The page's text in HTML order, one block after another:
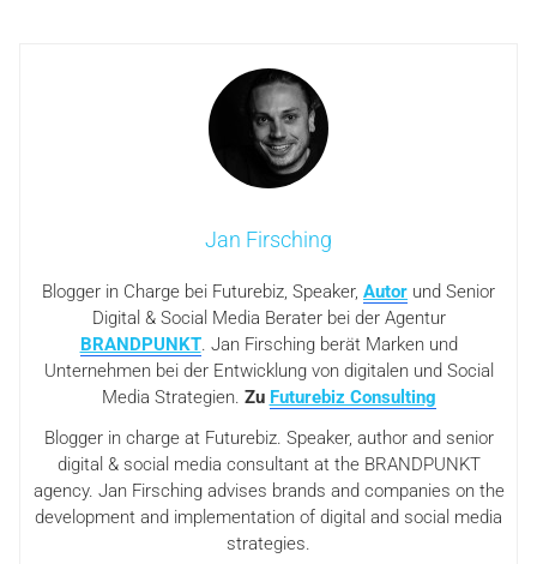
Jan Firsching
Blogger in Charge bei Futurebiz, Speaker, Autor und Senior
Digital & Social Media Berater bei der Agentur
BRANDPUNKT. Jan Firsching berät Marken und
Unternehmen bei der Entwicklung von digitalen und Social
Media Strategien. Zu Futurebiz Consulting
Blogger in charge at Futurebiz. Speaker, author and senior
digital & social media consultant at the BRANDPUNKT
agency. Jan Firsching advises brands and companies on the
development and implementation of digital and social media
strategies.